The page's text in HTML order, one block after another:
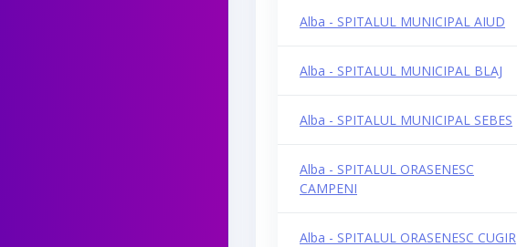
Alba - SPITALUL MUNICIPAL AIUD
Alba - SPITALUL MUNICIPAL BLAJ
Alba - SPITALUL MUNICIPAL SEBES
Alba - SPITALUL ORASENESC
CAMPENI
Alba - SPITALUL ORASENESC CUGIR